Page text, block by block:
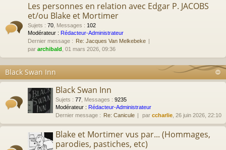
Les personnes en relation avec Edgar P. JACOBS
et/ou Blake et Mortimer
Sujets : 70 Messages : 102
Modérateur : Rédacteur-Administrateur
Dernier message : Re: Jacques Van Melkebeke
par archibald , 01 mars 2026, 09:36
Black Swan Inn
Black Swan Inn
Sujets : 77 Messages : 9235
Modérateur : Rédacteur-Administrateur
Dernier message : Re: Canicule par ccharlie , 26 juin 2026, 22:10
Blake et Mortimer vus par... (Hommages,
parodies, pastiches, etc)